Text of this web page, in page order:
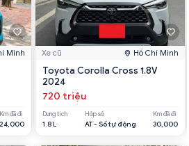
Minh
Km đã đi
24,000
Xe cũ Hồ Chí Minh
Toyota Corolla Cross 1.8V
2024
720 triệu
Dung tích
1.8 L
Hộp số
AT - Số tự động
Km đã đi
30,000